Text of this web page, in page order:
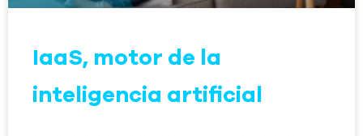
IaaS, motor de la
inteligencia artificial